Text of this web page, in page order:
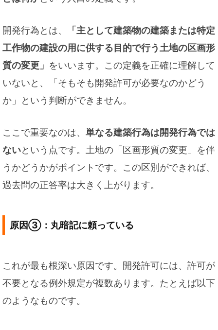
開発行為とは、
「主として建築物の建築または特定
工作物の建設の用に供する目的で行う土地の区画形
質の変更」 をいいます。この定義を正確に理解して
いないと、「そもそも開発許可が必要なのかどう
か」という判断ができません。
ここで重要なのは、 単なる建築行為は開発行為では
ないという点です。土地の「区画形質の変更」を伴
うかどうかがポイントです。この区別ができれば、
過去問の正答率は大きく上がります。
原因③：丸暗記に頼っている
これが最も根深い原因です。開発許可には、許可が
不要となる例外規定が複数あります。たとえば以下
のようなものです。